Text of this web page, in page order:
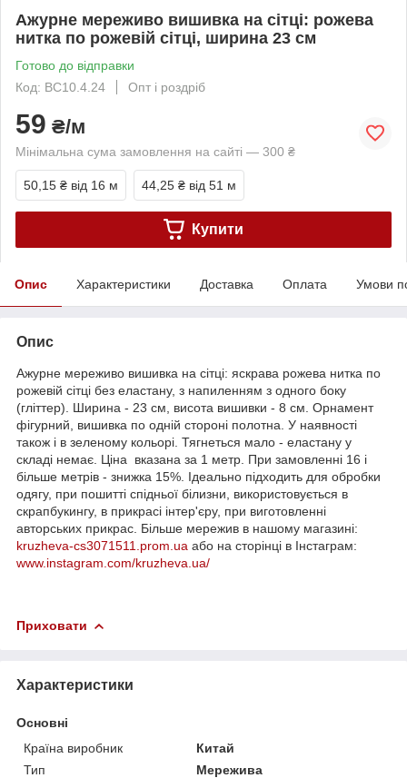
Ажурне мереживо вишивка на сітці: рожева
нитка по рожевій сітці, ширина 23 см
Готово до відправки
Код: ВС10.4.24
Опт і роздріб
59 ₴/м
Мінімальна сума замовлення на сайті — 300 ₴
50,15 ₴ від 16 м 44,25 ₴ від 51 м
Купити
Опис Характеристики Доставка Оплата Умови
Опис
Ажурне мереживо вишивка на сітці: яскрава рожева нитка по
рожевій сітці без еластану, з напиленням з одного боку
(гліттер). Ширина - 23 см, висота вишивки - 8 см. Орнамент
фігурний, вишивка по одній стороні полотна. У наявності
також і в зеленому кольорі. Тягнеться мало - еластану у
складі немає. Ціна вказана за 1 метр. При замовленні 16 і
більше метрів - знижка 15%. Ідеально підходить для обробки
одягу, при пошитті спідньої білизни, використовується в
скрапбукингу, в прикрасі інтер'єру, при виготовленні
авторських прикрас. Більше мережив в нашому магазині:
kruzheva-cs3071511.prom.ua або на сторінці в Інстаграм:
www.instagram.com/kruzheva.ua/
Приховати
Характеристики
Основні
Країна виробник
Китай
Тип
Мережива